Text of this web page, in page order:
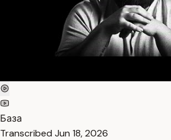
База
Transcribed Jun 18, 2026